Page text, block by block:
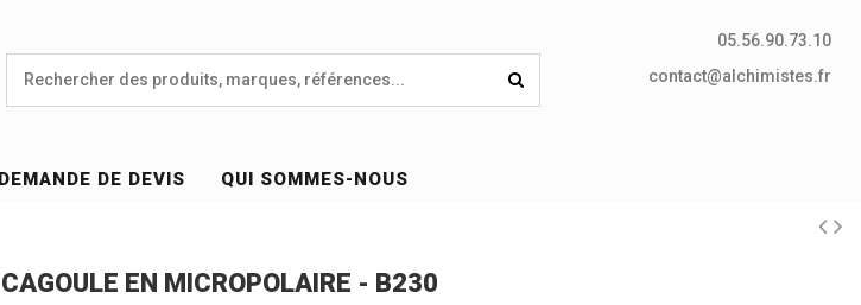
05.56.90.73.10
contact@alchimistes.fr
DEMANDE DE DEVIS QUI SOMMES-NOUS
CAGOULE EN MICROPOLAIRE - B230